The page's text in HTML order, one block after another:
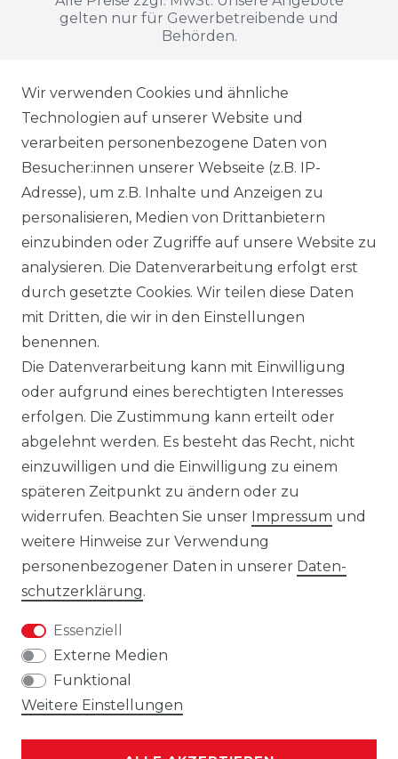
gelten nur für Gewerbetreibende und
Behörden.
Alle auf dieser Webseite dargestellten
Produkte, Abbildungen, Spezifikationen
und Beschreibungen dienen ausschließlich
der allgemeinen Information. Es wird
ausdrücklich darauf hingewiesen, dass
Abweichungen zwischen den dargestellten
Informationen und den tatsächlich
gelieferten Modellen möglich sind. Die
gezeigten Inhalte stellen nicht
notwendigerweise die finalen
Produkteigenschaften dar. Der Anbieter
behält sich das Recht vor, jederzeit und
ohne vorherige Ankündigung Änderungen
an den dargestellten Produkten
vorzunehmen.
Gebrauchte Ware wurde von uns nicht
getestet. Diese wird so verkauft, wie
angeboten, jedoch unter Ausschluss
jeglicher Sachmängel. Eine Haftung für
Sachmängel ist ausgeschlossen, es sei denn,
verschwiegen oder eine
Beschaffenheitsgarantie übernommen. Die
Haftung für Schäden aus der Verletzung
des Lebens, des Körpers oder der
Wir verwenden Cookies und ähnliche
Technologien auf unserer Website und
verarbeiten personenbezogene Daten von
Besucher:innen unserer Webseite (z.B. IP-
Adresse), um z.B. Inhalte und Anzeigen zu
personalisieren, Medien von Drittanbietern
einzubinden oder Zugriffe auf unsere Website zu
analysieren. Die Datenverarbeitung erfolgt erst
durch gesetzte Cookies. Wir teilen diese Daten
mit Dritten, die wir in den Einstellungen
benennen.
Die Datenverarbeitung kann mit Einwilligung
oder aufgrund eines berechtigten Interesses
erfolgen. Die Zustimmung kann erteilt oder
abgelehnt werden. Es besteht das Recht, nicht
einzuwilligen und die Einwilligung zu einem
späteren Zeitpunkt zu ändern oder zu
widerrufen. Beachten Sie unser Impressum und
weitere Hinweise zur Verwendung
personenbezogener Daten in unserer Daten­
schutz­erklärung.
Essenziell
Externe Medien
Funktional
Weitere Einstellungen